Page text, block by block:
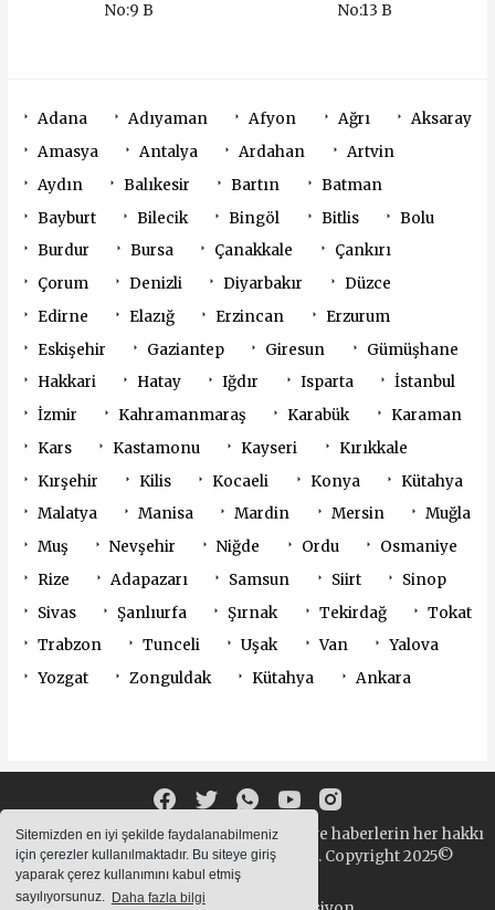
Sitemizden en iyi şekilde faydalanabilmeniz
için çerezler kullanılmaktadır. Bu siteye giriş
yaparak çerez kullanımını kabul etmiş
sayılıyorsunuz. Daha fazla bilgi
No:9 B
No:13 B
Adana Adıyaman Afyon Ağrı
Aksaray
Amasya
Antalya Ardahan
Artvin
Aydın
Balıkesir Bartın
Batman
Bayburt
Bilecik Bingöl Bitlis
Bolu
Burdur
Bursa Çanakkale
Çankırı
Çorum
Denizli Diyarbakır
Düzce
Edirne
Elazığ Erzincan
Erzurum
Eskişehir
Gaziantep Giresun
Gümüşhane
Hakkari
Hatay Iğdır Isparta
İstanbul
İzmir
Kahramanmaraş Karabük
Karaman
Kars
Kastamonu Kayseri
Kırıkkale
Kırşehir
Kilis Kocaeli Konya
Kütahya
Malatya
Manisa Mardin Mersin
Muğla
Muş
Nevşehir Niğde Ordu
Osmaniye
Rize
Adapazarı Samsun Siirt
Sinop
Sivas
Şanlıurfa Şırnak Tekirdağ
Tokat
Trabzon
Tunceli Uşak Van
Yalova
Yozgat
Zonguldak Kütahya Ankara
Sitemizde bulunan yazı , video, fotoğraf ve haberlerin her hakkı
saklıdır. izinsiz içerikler kullanılamaz. Copyright 2025©